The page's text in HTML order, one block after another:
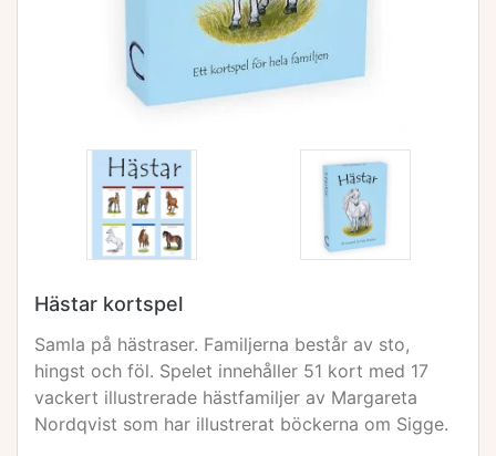
Hästar kortspel
Samla på hästraser. Familjerna består av sto,
hingst och föl. Spelet innehåller 51 kort med 17
vackert illustrerade hästfamiljer av Margareta
Nordqvist som har illustrerat böckerna om Sigge.